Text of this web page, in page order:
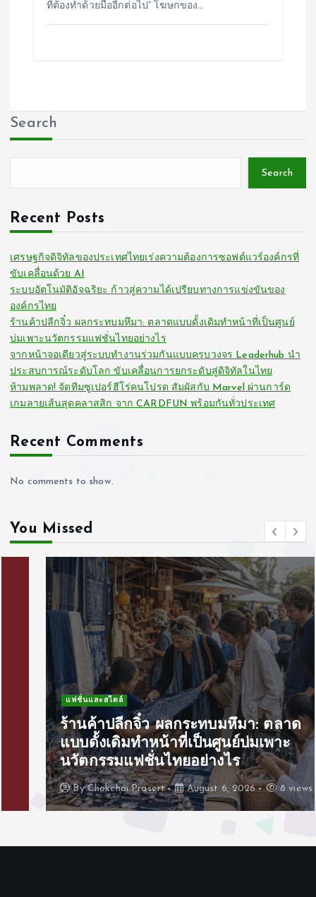
ที่ต้องทำด้วยมืออีกต่อไป” โฆษกของ…
Search
Search
Recent Posts
เศรษฐกิจดิจิทัลของประเทศไทยเร่งความต้องการซอฟต์แวร์องค์กรที่
ขับเคลื่อนด้วย AI
ระบบอัตโนมัติอัจฉริยะ ก้าวสู่ความได้เปรียบทางการแข่งขันของ
องค์กรไทย
ร้านค้าปลีกจิ๋ว ผลกระทบมหึมา: ตลาดแบบดั้งเดิมทำหน้าที่เป็นศูนย์
บ่มเพาะนวัตกรรมแฟชั่นไทยอย่างไร
จากหน้าจอเดียวสู่ระบบทำงานร่วมกันแบบครบวงจร Leaderhub นำ
ประสบการณ์ระดับโลก ขับเคลื่อนการยกระดับสู่ดิจิทัลในไทย
ห้ามพลาด! จัดทีมซูเปอร์ฮีโร่คนโปรด สัมผัสกับ Marvel ผ่านการ์ด
เกมลายเส้นสุดคลาสสิก จาก CARDFUN พร้อมกันทั่วประเทศ
Recent Comments
No comments to show.
You Missed
แฟชั่นและสไตล์
ร้านค้าปลีกจิ๋ว ผลกระทบมหึมา: ตลาด
แบบดั้งเดิมทำหน้าที่เป็นศูนย์บ่มเพาะ
นวัตกรรมแฟชั่นไทยอย่างไร
ByChokchai Prasert August 6, 2026 8 views